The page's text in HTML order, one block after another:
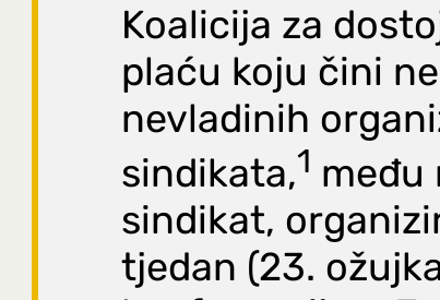
Koalicija za
plaću koju čini
nevladinih
sindikata,1 među
sindikat,
tjedan (23.